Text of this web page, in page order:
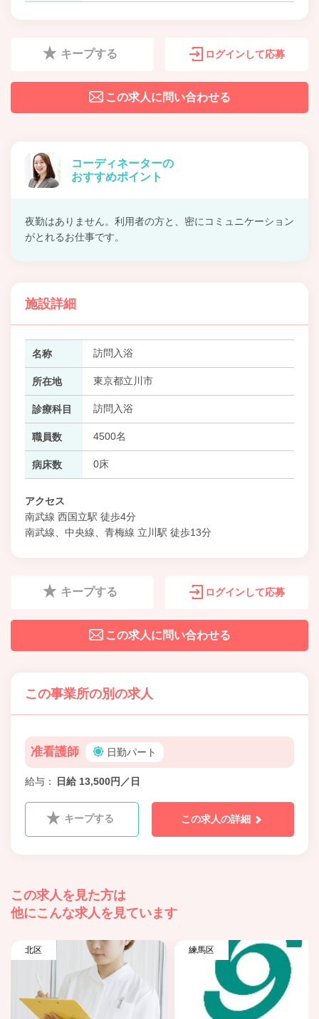
キープする ログインして応募
この求人に問い合わせる
コーディネーターの
おすすめポイント
夜勤はありません。利用者の方と、密にコミュニケーション
がとれるお仕事です。
施設詳細
名称 訪問入浴
所在地 東京都立川市
診療科目 訪問入浴
職員数 4500名
病床数 0床
アクセス
南武線 西国立駅 徒歩4分
南武線、中央線、青梅線 立川駅 徒歩13分
キープする ログインして応募
この求人に問い合わせる
この事業所の別の求人
准看護師 日勤パート
給与 日給 13,500円／日
キープする この求人の詳細
この求人を見た方は
他にこんな求人を見ています
北区 練馬区